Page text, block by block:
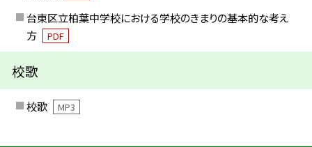
台東区立柏葉中学校における学校のきまりの基本的な考え
方
PDF
校歌
校歌 MP3